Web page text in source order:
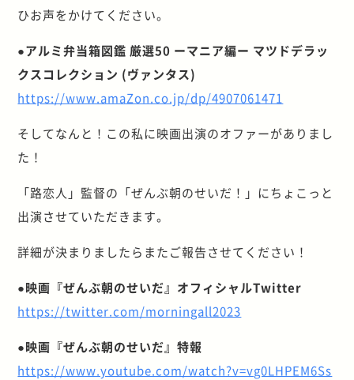
ひお声をかけてください。
●アルミ弁当箱図鑑 厳選50 ーマニア編ー マツドデラッ
クスコレクション (ヴァンタス)
https://www.amaZon.co.jp/dp/4907061471
そしてなんと！この私に映画出演のオファーがありまし
た！
「路恋人」監督の「ぜんぶ朝のせいだ！」にちょこっと
出演させていただきます。
詳細が決まりましたらまたご報告させてください！
●映画『ぜんぶ朝のせいだ』オフィシャルTwitter
https://twitter.com/morningall2023
●映画『ぜんぶ朝のせいだ』特報
https://www.youtube.com/watch?v=vg0LHPEM6Ss